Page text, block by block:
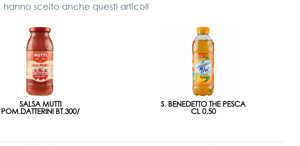
scelto anche questi articoli
SALSA MUTTI
POM.DATTERINI BT.300/
S. BENEDETTO THE PESCA
CL 0,50